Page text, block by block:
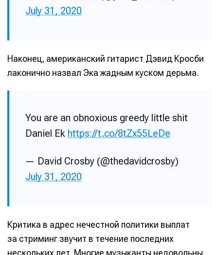
Написание
Исполнение
Инструменты
Оборудование
Написание
Исполнение
Инструменты
Оборудование
July 31, 2020
Наконец, американский гитарист Дэвид Кросби
лаконично назвал Эка жадным куском дерьма.
You are an obnoxious greedy little shit
Daniel Ek https://t.co/8tZx55LeDe
— David Crosby (@thedavidcrosby)
July 31, 2020
Критика в адрес нечестной политики выплат
за стриминг звучит в течение последних
нескольких лет. Многие музыканты недовольны